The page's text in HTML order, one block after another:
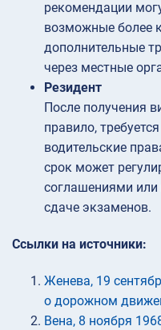
рекомендации
возможные более
дополнительные
через местные
Резидент
После получения
правило,
водительские
срок может
соглашениями
сдаче экзаменов.
Ссылки на источники:
Женева, 19
о дорожном
Вена, 8 ноября